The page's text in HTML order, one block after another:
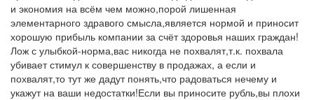
и экономия на всём чем можно,порой лишенная
элементарного здравого смысла,является нормой и приносит
хорошую прибыль компании за счёт здоровья наших граждан!
Лож с улыбкой-норма,вас никогда не похвалят,т.к. похвала
убивает стимул к совершенству в продажах, а если и
похвалят,то тут же дадут понять,что радоваться нечему и
укажут на ваши недостатки!Если вы приносите рубль,вы плохи